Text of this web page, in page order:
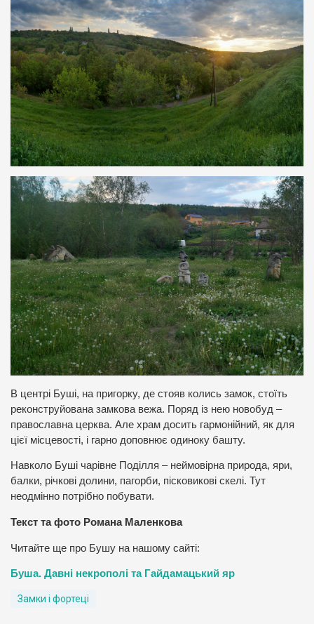
В центрі Буші, на пригорку, де стояв колись замок, стоїть
реконструйована замкова вежа. Поряд із нею новобуд –
православна церква. Але храм досить гармонійний, як для
цієї місцевості, і гарно доповнює одиноку башту.
Навколо Буші чарівне Поділля – неймовірна природа, яри,
балки, річкові долини, пагорби, пісковикові скелі. Тут
неодмінно потрібно побувати.
Текст та фото Романа Маленкова
Читайте ще про Бушу на нашому сайті:
Буша. Давні некрополі та Гайдамацький яр
Замки і фортеці